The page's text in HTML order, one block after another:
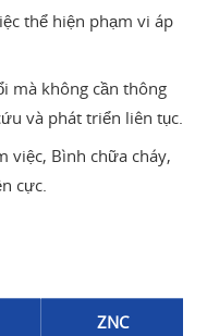
thể hiện phạm vi áp
mà không cần thông
và phát triển liên tục.
việc, Bình chữa cháy,
cực.
ZNC